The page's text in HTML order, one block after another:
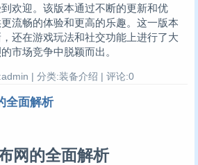
欢迎。该版本通过不断的更新和优
流畅的体验和更高的乐趣。这一版本
还在游戏玩法和社交功能上进行了大
市场竞争中脱颖而出。
| 分类:装备介绍 | 评论:0
全面解析
网的全面解析